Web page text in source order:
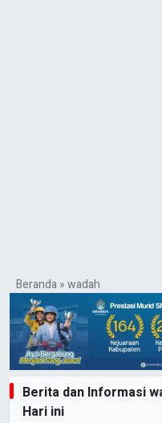
Beranda»wadah
Berita dan Informasi
Hari ini